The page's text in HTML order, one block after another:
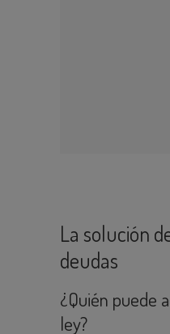
La solución
deudas
¿Quién puede
ley?